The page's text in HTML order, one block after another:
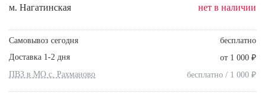
м. Нагатинская
нет в наличии
Самовывоз сегодня
бесплатно
Доставка 1-2 дня
от 1 000 ₽
ПВЗ в МО с. Рахманово бесплатно / 1 000 ₽